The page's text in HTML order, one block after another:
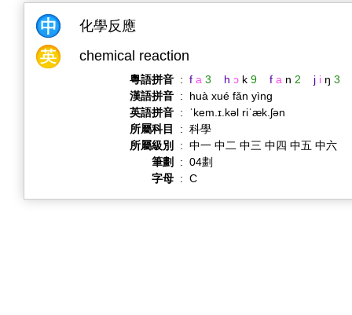
化學反應
chemical reaction
粵語拼音 : f a 3 h ɔ k 9 f a n 2 j i ŋ 3
漢語拼音 :
huà xué fǎn yìng
英語拼音 :
ˈkem.ɪ.kəl riˈæk.ʃən
所屬科目
: 科學
所屬級別
: 中一 中二 中三 中四 中五 中六
筆劃
: 04劃
字母 : C